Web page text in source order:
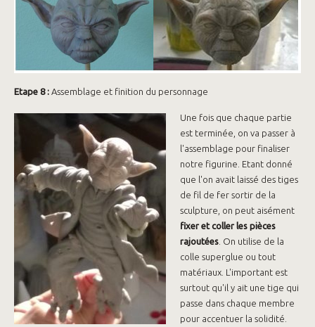
Etape 8 : Assemblage et finition du personnage
Une fois que chaque partie
est terminée, on va passer à
l'assemblage pour finaliser
notre figurine. Etant donné
que l'on avait laissé des tiges
de fil de fer sortir de la
sculpture, on peut aisément
fixer et coller les pièces
rajoutées . On utilise de la
colle superglue ou tout
matériaux. L'important est
surtout qu'il y ait une tige qui
passe dans chaque membre
pour accentuer la solidité.